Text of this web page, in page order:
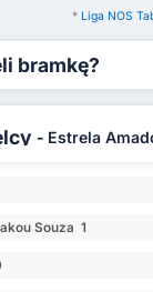
* Liga NOS
bramkę?
- Estrela
Souza 1